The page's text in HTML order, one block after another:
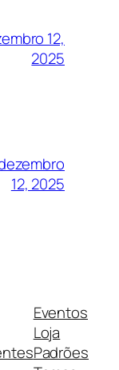
12,
2025
12, 2025
Eventos
Loja
Padrões